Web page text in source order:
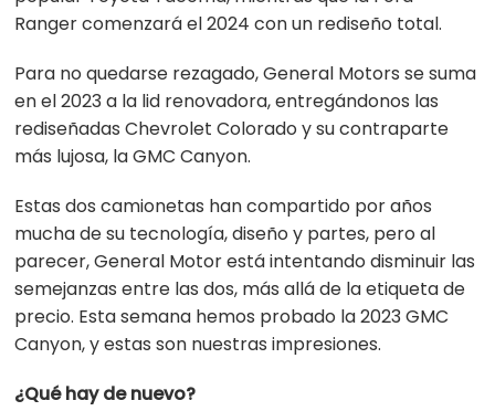
Ranger comenzará el 2024 con un rediseño total.
Para no quedarse rezagado, General Motors se suma
en el 2023 a la lid renovadora, entregándonos las
rediseñadas Chevrolet Colorado y su contraparte
más lujosa, la GMC Canyon.
Estas dos camionetas han compartido por años
mucha de su tecnología, diseño y partes, pero al
parecer, General Motor está intentando disminuir las
semejanzas entre las dos, más allá de la etiqueta de
precio. Esta semana hemos probado la 2023 GMC
Canyon, y estas son nuestras impresiones.
¿Qué hay de nuevo?